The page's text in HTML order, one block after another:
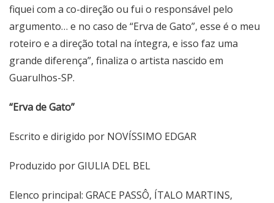
fiquei com a co-direção ou fui o responsável pelo
argumento… e no caso de “Erva de Gato”, esse é o meu
roteiro e a direção total na íntegra, e isso faz uma
grande diferença”, finaliza o artista nascido em
Guarulhos-SP.
“Erva de Gato”
Escrito e dirigido por NOVÍSSIMO EDGAR
Produzido por GIULIA DEL BEL
Elenco principal: GRACE PASSÔ, ÍTALO MARTINS,